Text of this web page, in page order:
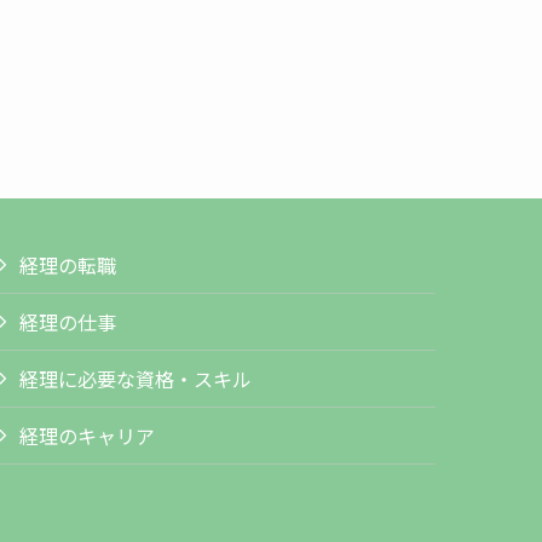
経理の転職
経理の仕事
経理に必要な資格・スキル
経理のキャリア